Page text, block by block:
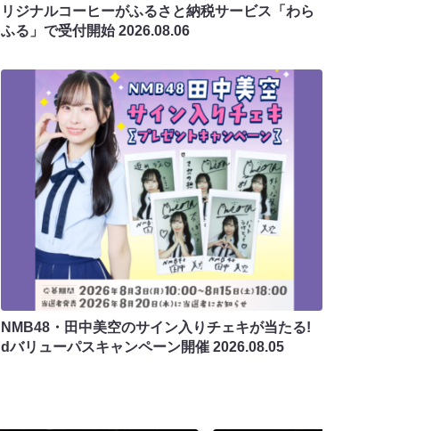
リジナルコーヒーがふるさと納税サービス「わら
ふる」で受付開始2026.08.06
NMB48・田中美空のサイン入りチェキが当たる!
dバリューパスキャンペーン開催 2026.08.05